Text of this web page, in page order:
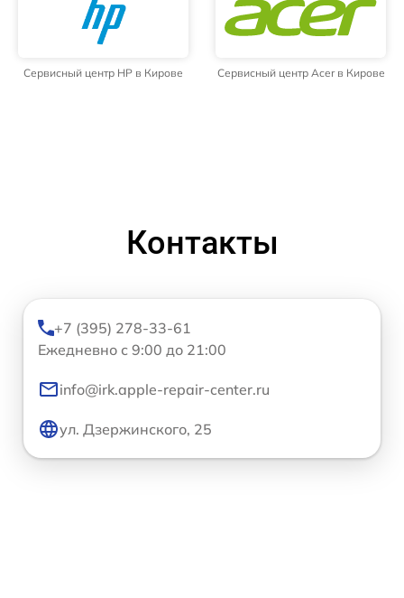
Сервисный центр HP в Кирове Сервисный центр Acer в Кирове
Контакты
+7 (395) 278-33-61
Ежедневно с 9:00 до 21:00
info@irk.apple-repair-center.ru
ул. Дзержинского, 25